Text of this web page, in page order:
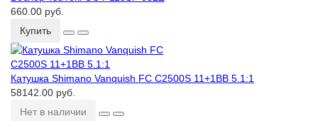
660.00 руб.
Купить
Катушка Shimano Vanquish FC C2500S 11+1BB 5.1:1
58142.00 руб.
Нет в наличии